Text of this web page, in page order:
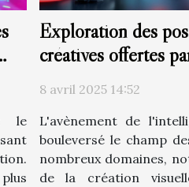
le
Exploration des
créatives offertes
d'images à base d'IA
8 avril 2025 14:52
L'avènement de
bouleversé le champ
nombreux domaines,
de la création